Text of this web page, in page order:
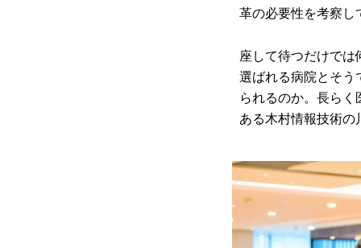
革の必要性を考察し
座して待つだけで
選ばれる病院とそう
られるのか。長ら
ある木村情報技術の